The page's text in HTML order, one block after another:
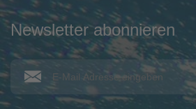
Newsletter abonnieren